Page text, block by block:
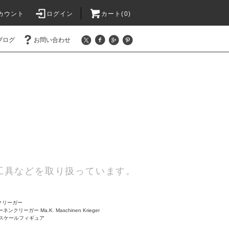
ウント ログイン カート(0)
ログ お問い合わせ
などを取り扱っています。
リーガー
ネンクリーガー Ma.K. Maschinen Krieger
ケールフィギュア